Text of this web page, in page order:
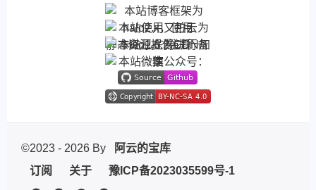
©2023 - 2026 By
阿云的宝库
订阅
关于 豫ICP备2023035599号-1